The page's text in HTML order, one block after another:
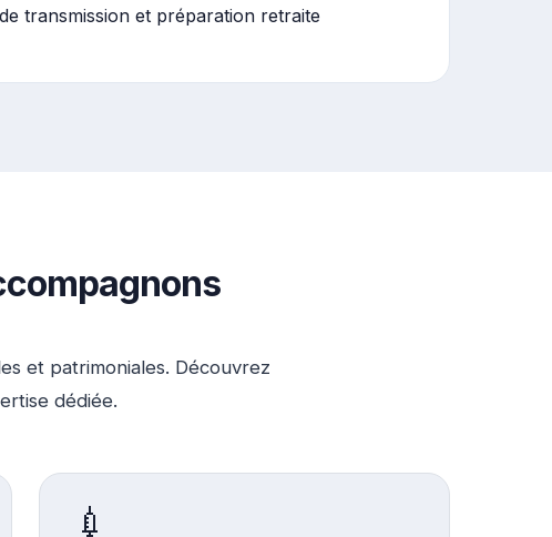
transmission et préparation retraite
et patrimoniales. Découvrez
dédiée.
💉